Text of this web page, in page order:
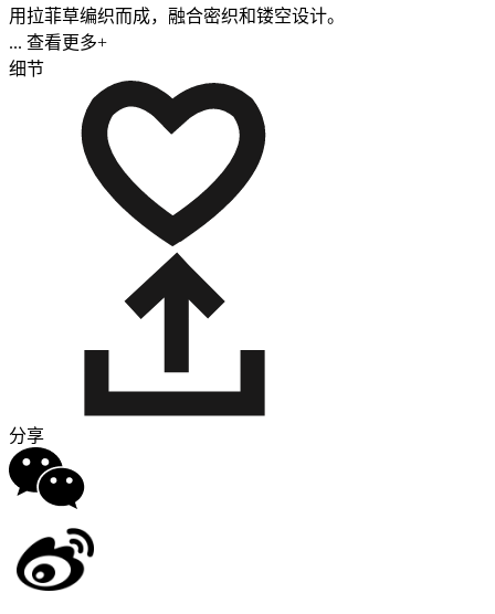
用拉菲草编织而成，融合密织和镂空设计。
... 查看更多+
细节
分享